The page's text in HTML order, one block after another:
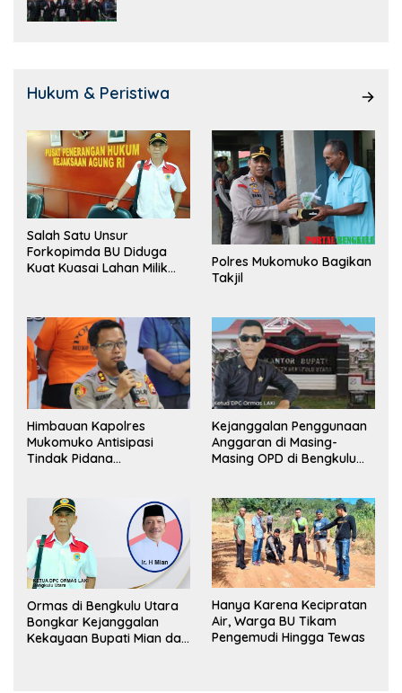
Hukum & Peristiwa
Salah Satu Unsur
Forkopimda BU Diduga
Kuat Kuasai Lahan Milik
Polres Mukomuko Bagikan
Takjil
Himbauan Kapolres
Mukomuko Antisipasi
Tindak Pidana
Kejanggalan Penggunaan
Anggaran di Masing-
Masing OPD di Bengkulu
Ormas di Bengkulu Utara
Bongkar Kejanggalan
Kekayaan Bupati Mian dan
Hanya Karena Kecipratan
Air, Warga BU Tikam
Pengemudi Hingga Tewas